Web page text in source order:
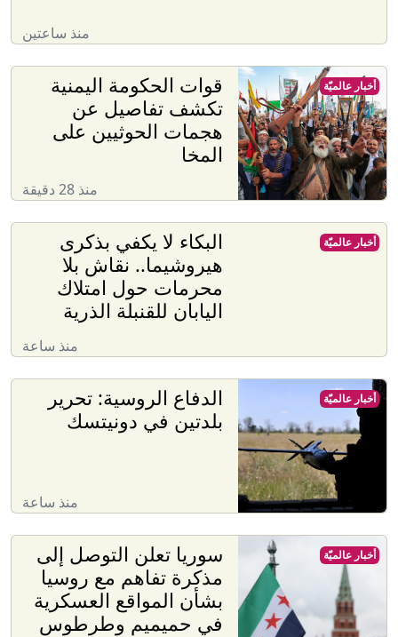
منذ ساعتين
قوات الحكومة اليمنية
تكشف تفاصيل عن
هجمات الحوثيين على
المخا
منذ 28 دقيقة
أخبار عالميّة
البكاء لا يكفي بذكرى
هيروشيما.. نقاش بلا
محرمات حول امتلاك
اليابان للقنبلة الذرية
منذ ساعة
أخبار عالميّة
الدفاع الروسية: تحرير
بلدتين في دونيتسك
منذ ساعة
أخبار عالميّة
سوريا تعلن التوصل إلى
مذكرة تفاهم مع روسيا
بشأن المواقع العسكرية
في حميميم وطرطوس
أخبار عالميّة